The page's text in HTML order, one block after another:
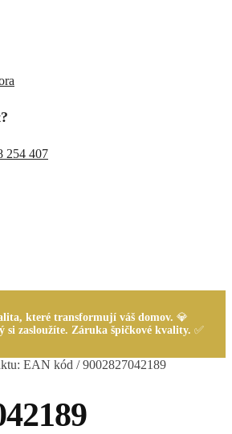
254 407
které transformují váš domov. 💎
si zasloužíte. Záruka špičkové kvality. ✅
EAN kód /9002827042189